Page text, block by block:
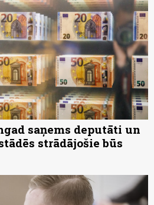
saņems deputāti un
strādājošie būs